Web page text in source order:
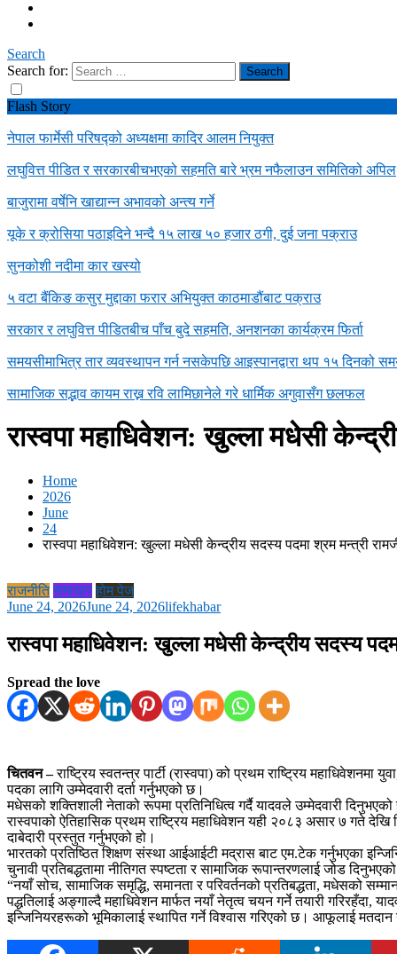
Search
Search for:
Flash Story
नेपाल फार्मेसी परिषद्को अध्यक्षमा कादिर आलम नियुक्त
लघुवित्त पीडित र सरकारबीचभएको सहमति बारे भ्रम नफैलाउन समितिको अपिल
बाजुरामा वर्षेनि खाद्यान्न अभावको अन्त्य गर्ने
यूके र क्रोसिया पठाइदिने भन्दै १५ लाख ५० हजार ठगी, दुई जना पक्राउ
सुनकोशी नदीमा कार खस्यो
५ वटा बैंकिङ कसुर मुद्दाका फरार अभियुक्त काठमाडौंबाट पक्राउ
सरकार र लघुवित्त पीडितबीच पाँच बुदे सहमति, अनशनका कार्यक्रम फिर्ता
समयसीमाभित्र तार व्यवस्थापन गर्न नसकेपछि आइस्पानद्वारा थप १५ दिनको
सामाजिक सद्भाव कायम राख्न रवि लामिछानेले गरे धार्मिक अगुवासँग छलफल
रास्वपा महाधिवेशन: खुल्ला मधेसी
Home
2026
June
24
रास्वपा महाधिवेशन: खुल्ला मधेसी केन्द्रीय सदस्य पदमा श्रम मन्त्री
राजनीति समाचार होम पेज
June 24, 2026June 24, 2026lifekhabar
रास्वपा महाधिवेशन: खुल्ला मधेसी केन्द्रीय सदस्य
Spread the love
चितवन –राष्ट्रिय स्वतन्त्र पार्टी (रास्वपा) को प्रथम राष्ट्रिय
पदका लागि उम्मेदवारी दर्ता गर्नुभएको छ।
मधेसको शक्तिशाली नेताको रूपमा प्रतिनिधित्व गर्दै यादवले उम्मेदवारी दिनुभएको
रास्वपाको ऐतिहासिक प्रथम राष्ट्रिय महाधिवेशन यही २०८३ असार ७ गते
दाबेदारी प्रस्तुत गर्नुभएको हो।
भारतको प्रतिष्ठित शिक्षण संस्था आईआईटी मद्रास बाट एम.टेक गर्नुभएका
चुनावी प्रतिबद्धतामा नीतिगत स्पष्टता र सामाजिक रूपान्तरणलाई जोड
“नयाँ सोच, सामाजिक समृद्धि, समानता र परिवर्तनको प्रतिबद्धता, मधेसको
पद्धतिलाई अङ्गाल्दै महाधिवेशन मार्फत नयाँ नेतृत्व चयन गर्ने तयारी गरिरहँदा,
इन्जिनियरहरूको भूमिकालाई स्थापित गर्ने विश्वास गरिएको छ। आफूलाई